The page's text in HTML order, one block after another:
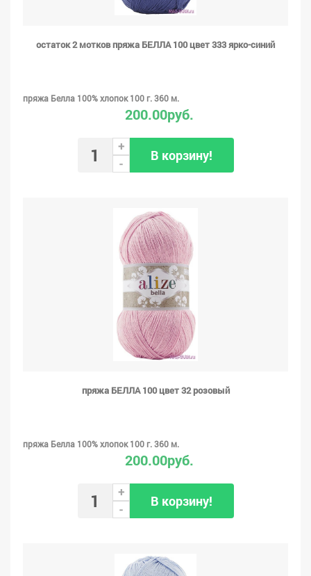
остаток 2 мотков пряжа БЕЛЛА 100 цвет 333 ярко-синий
пряжа Белла 100% хлопок 100 г. 360 м.
200.00руб.
+
-
В корзину!
пряжа БЕЛЛА 100 цвет 32 розовый
пряжа Белла 100% хлопок 100 г. 360 м.
200.00руб.
+
-
В корзину!